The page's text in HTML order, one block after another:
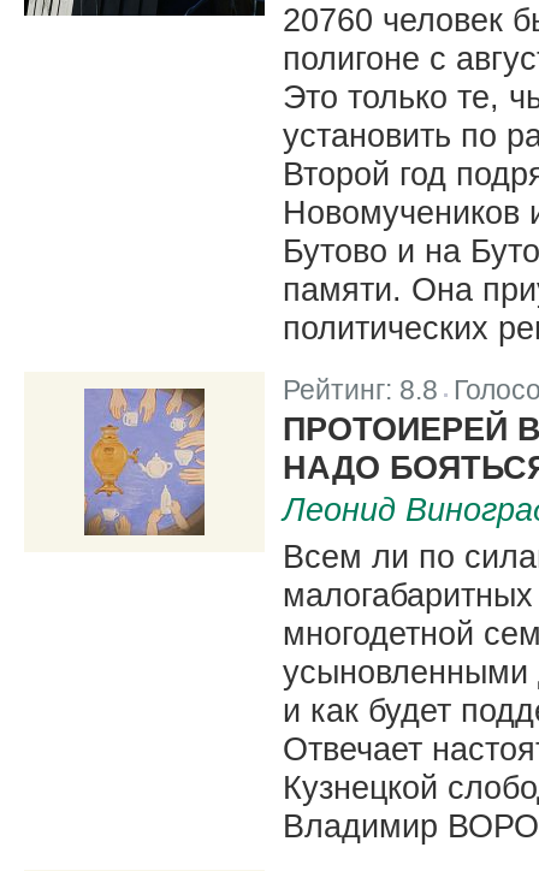
20760 человек
полигоне с
Это только те,
установить по
Второй год
Новомучеников
Бутово и на
памяти. Она
политических
Рейтинг: 8.8
ПРОТОИЕРЕЙ
НАДО
Леонид
Всем ли по
многодетной
усыновленными
и как будет
Отвечает
Кузнецкой
Владимир